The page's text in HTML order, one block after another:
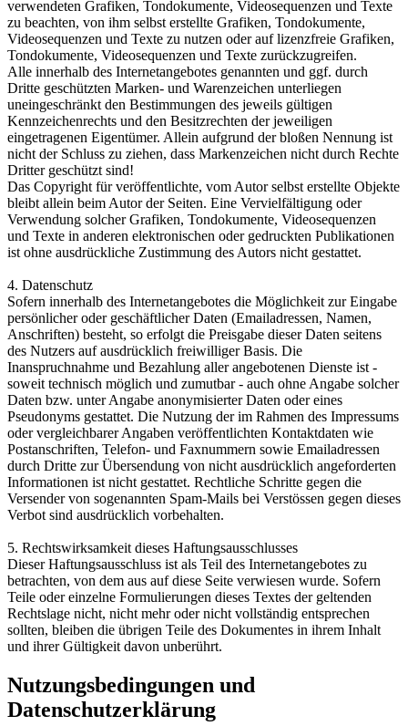
verwendeten Grafiken, Tondokumente, Videosequenzen und Texte
zu beachten, von ihm selbst erstellte Grafiken, Tondokumente,
Videosequenzen und Texte zu nutzen oder auf lizenzfreie Grafiken,
Tondokumente, Videosequenzen und Texte zurückzugreifen.
Alle innerhalb des Internetangebotes genannten und ggf. durch
Dritte geschützten Marken- und Warenzeichen unterliegen
uneingeschränkt den Bestimmungen des jeweils gültigen
Kennzeichenrechts und den Besitzrechten der jeweiligen
eingetragenen Eigentümer. Allein aufgrund der bloßen Nennung ist
nicht der Schluss zu ziehen, dass Markenzeichen nicht durch Rechte
Dritter geschützt sind!
Das Copyright für veröffentlichte, vom Autor selbst erstellte Objekte
bleibt allein beim Autor der Seiten. Eine Vervielfältigung oder
Verwendung solcher Grafiken, Tondokumente, Videosequenzen
und Texte in anderen elektronischen oder gedruckten Publikationen
ist ohne ausdrückliche Zustimmung des Autors nicht gestattet.
4. Datenschutz
Sofern innerhalb des Internetangebotes die Möglichkeit zur Eingabe
persönlicher oder geschäftlicher Daten (Emailadressen, Namen,
Anschriften) besteht, so erfolgt die Preisgabe dieser Daten seitens
des Nutzers auf ausdrücklich freiwilliger Basis. Die
Inanspruchnahme und Bezahlung aller angebotenen Dienste ist -
soweit technisch möglich und zumutbar - auch ohne Angabe solcher
Daten bzw. unter Angabe anonymisierter Daten oder eines
Pseudonyms gestattet. Die Nutzung der im Rahmen des Impressums
oder vergleichbarer Angaben veröffentlichten Kontaktdaten wie
Postanschriften, Telefon- und Faxnummern sowie Emailadressen
durch Dritte zur Übersendung von nicht ausdrücklich angeforderten
Informationen ist nicht gestattet. Rechtliche Schritte gegen die
Versender von sogenannten Spam-Mails bei Verstössen gegen dieses
Verbot sind ausdrücklich vorbehalten.
5. Rechtswirksamkeit dieses Haftungsausschlusses
Dieser Haftungsausschluss ist als Teil des Internetangebotes zu
betrachten, von dem aus auf diese Seite verwiesen wurde. Sofern
Teile oder einzelne Formulierungen dieses Textes der geltenden
Rechtslage nicht, nicht mehr oder nicht vollständig entsprechen
sollten, bleiben die übrigen Teile des Dokumentes in ihrem Inhalt
und ihrer Gültigkeit davon unberührt.
Nutzungsbedingungen und
Datenschutzerklärung